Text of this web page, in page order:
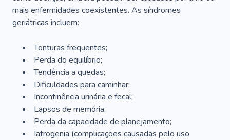
mais enfermidades coexistentes. As síndromes
geriátricas incluem:
Tonturas frequentes;
Perda do equilíbrio;
Tendência a quedas;
Dificuldades para caminhar;
Incontinência urinária e fecal;
Lapsos de memória;
Perda da capacidade de planejamento;
Iatrogenia (complicações causadas pelo uso